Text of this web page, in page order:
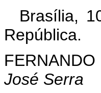
Brasília,
República.
José Serra